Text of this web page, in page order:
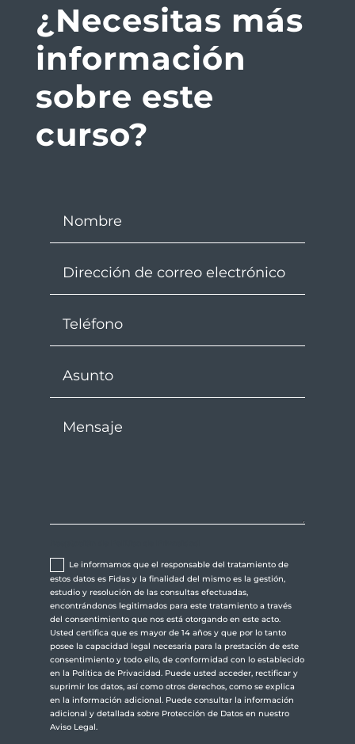
¿Necesitas más
información
sobre este
curso?
Le informamos que el responsable del tratamiento de
estos datos es Fidas y la finalidad del mismo es la gestión,
estudio y resolución de las consultas efectuadas,
encontrándonos legitimados para este tratamiento a través
del consentimiento que nos está otorgando en este acto.
Usted certifica que es mayor de 14 años y que por lo tanto
posee la capacidad legal necesaria para la prestación de este
consentimiento y todo ello, de conformidad con lo establecido
en la Política de Privacidad. Puede usted acceder, rectificar y
suprimir los datos, así como otros derechos, como se explica
en la información adicional. Puede consultar la información
adicional y detallada sobre Protección de Datos en nuestro
Aviso Legal.